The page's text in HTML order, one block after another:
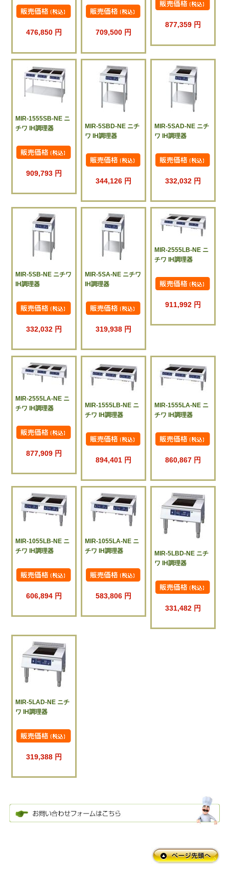
476,850 円 709,500 円
877,359 円
MIR-1555SB-NE ニ
チワ IH調理器
909,793 円
MIR-5SBD-NE ニチ
ワ IH調理器
344,126 円
MIR-5SAD-NE ニチ
ワ IH調理器
332,032 円
MIR-5SB-NE ニチワ
IH調理器
332,032 円
MIR-5SA-NE ニチワ
IH調理器
319,938 円
MIR-2555LB-NE ニ
チワ IH調理器
911,992 円
MIR-2555LA-NE ニ
チワ IH調理器
877,909 円
MIR-1555LB-NE ニ
チワ IH調理器
894,401 円
MIR-1555LA-NE ニ
チワ IH調理器
860,867 円
MIR-1055LB-NE ニ
チワ IH調理器
606,894 円
MIR-1055LA-NE ニ
チワ IH調理器
583,806 円
MIR-5LBD-NE ニチ
ワ IH調理器
331,482 円
MIR-5LAD-NE ニチ
ワ IH調理器
319,388 円